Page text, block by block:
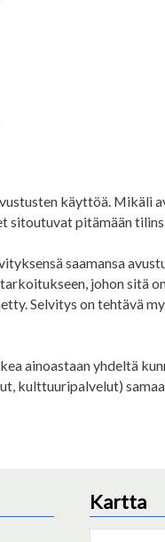
käyttöä. Mikäli
sitoutuvat pitämään
saamansa
johon sitä
Selvitys on tehtävä
ainoastaan yhdeltä
kulttuuripalvelut)
Kartta